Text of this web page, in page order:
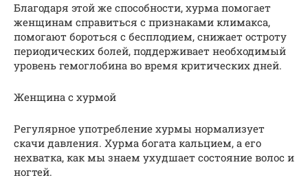
Благодаря этой же способности, хурма помогает
женщинам справиться с признаками климакса,
помогают бороться с бесплодием, снижает остроту
периодических болей, поддерживает необходимый
уровень гемоглобина во время критических дней.
Женщина с хурмой
Регулярное употребление хурмы нормализует
скачи давления. Хурма богата кальцием, а его
нехватка, как мы знаем ухудшает состояние волос и
ногтей.